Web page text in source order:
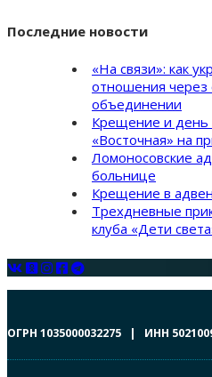
Последние новости
«На связи»: как
отношения через
объединении
Крещение и
«Восточная» на
Ломоносовские
больнице
Крещение в
Трехдневные
клуба «Дети
ОГРН 1035000032275 | ИНН